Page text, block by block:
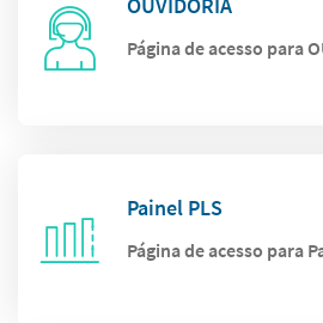
Página de acesso para
Painel PLS
Página de acesso para